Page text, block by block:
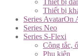
Thiết bị
Thiết bị
Series AvatarOn
Series Neo
Series S-Flexi
Công tắc,
Phụ kiện